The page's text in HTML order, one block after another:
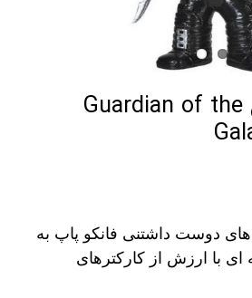
فانکو پاپ درکس Guardian of the
دوست داشتنی فانکو پاپ به
با ارزش از کارکترهای